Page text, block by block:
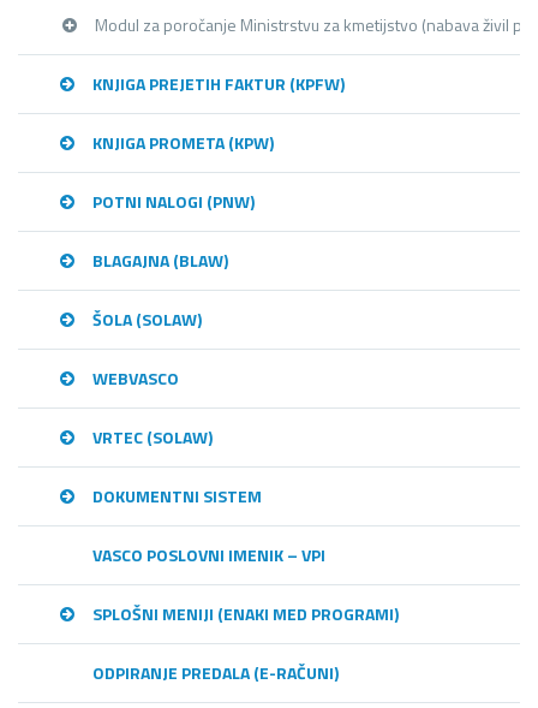
Modul za poročanje Ministrstvu za kmetijstvo (nabava živil
KNJIGA PREJETIH FAKTUR (KPFW)
KNJIGA PROMETA (KPW)
POTNI NALOGI (PNW)
BLAGAJNA (BLAW)
ŠOLA (SOLAW)
WEBVASCO
VRTEC (SOLAW)
DOKUMENTNI SISTEM
VASCO POSLOVNI IMENIK – VPI
SPLOŠNI MENIJI (ENAKI MED PROGRAMI)
ODPIRANJE PREDALA (E-RAČUNI)